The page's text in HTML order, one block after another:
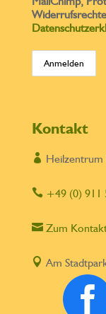
Kontakt
 Heilzentrum
+49 (0) 911
Zum
 Am